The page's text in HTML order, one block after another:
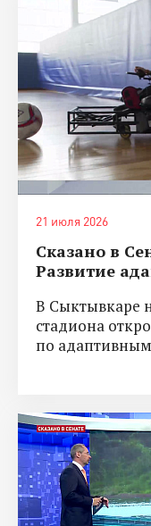
21 июля 2026
Сказано в
Развитие
В Сыктывкаре
стадиона
по